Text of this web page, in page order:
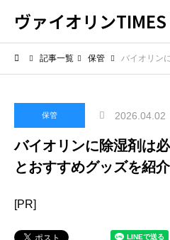
ヴァイオリンTIMES
記事一覧 保管 バイオリンに除湿
保管 2026.04.02
バイオリンに除湿剤は
とおすすめグッズを紹介
[PR]